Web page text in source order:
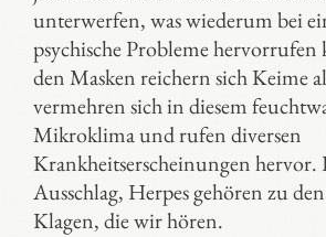
unterwerfen, was wiederum bei
psychische Probleme
den Masken reichern sich Keime
vermehren sich in diesem
Mikroklima und rufen diversen
Krankheitserscheinungen hervor.
Ausschlag, Herpes gehören zu
Klagen, die wir hören.